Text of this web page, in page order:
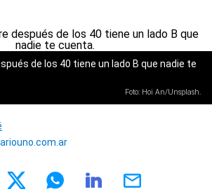
de los 40 tiene un lado B que nadie te
Foto: Hoi An/Unsplash.